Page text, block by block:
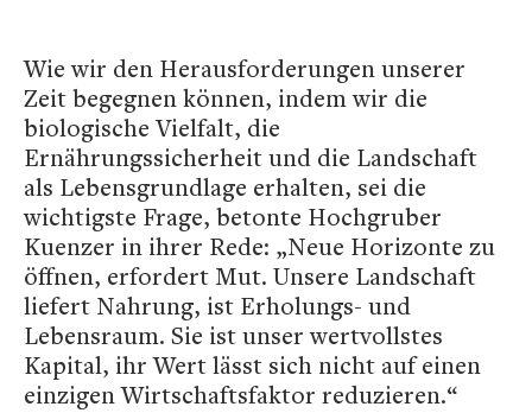
Wie wir den Herausforderungen unserer
Zeit begegnen können, indem wir die
biologische Vielfalt, die
Ernährungssicherheit und die Landschaft
als Lebensgrundlage erhalten, sei die
wichtigste Frage, betonte Hochgruber
Kuenzer in ihrer Rede: „Neue Horizonte zu
öffnen, erfordert Mut. Unsere Landschaft
liefert Nahrung, ist Erholungs- und
Lebensraum. Sie ist unser wertvollstes
Kapital, ihr Wert lässt sich nicht auf einen
einzigen Wirtschaftsfaktor reduzieren.“